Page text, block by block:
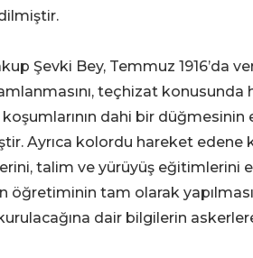
Şevki Bey, Temmuz 1916’da
teçhizat konusunda
dahi bir düğmesinin
Ayrıca kolordu hareket edene
talim ve yürüyüş eğitimlerini
öğretiminin tam olarak
dair bilgilerin